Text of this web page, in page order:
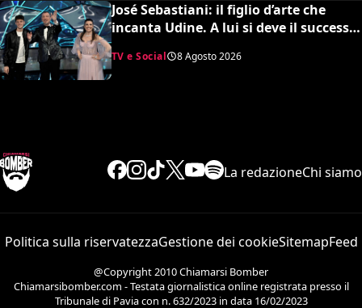
José Sebastiani: il figlio d’arte che
incanta Udine. A lui si deve il successo
del Festival di Sanremo, ora sogna il
debutto in Serie A
TV e Social 8 Agosto 2026
La redazioneChi siamo
Politica sulla riservatezzaGestione dei cookieSitemapFeed
@Copyright 2010 Chiamarsi Bomber
Chiamarsibomber.com - Testata giornalistica online registrata presso il
Tribunale di Pavia con n. 632/2023 in data 16/02/2023